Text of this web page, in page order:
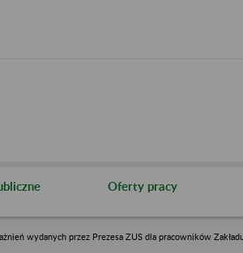
Oferty pracy
wydanych przez Prezesa ZUS dla pracowników